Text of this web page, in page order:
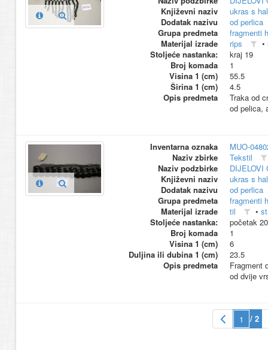
Književni naziv
ukras s
Dodatak nazivu
od perlica
Grupa predmeta
fragmenti
Materijal izrade
rips •
Stoljeće nastanka:
kraj 19
Broj komada
1
Visina 1 (cm)
55.5
Širina 1 (cm)
4.5
Opis predmeta
Traka od
od pelica,
Inventarna oznaka
MUO-
Naziv zbirke
Tekstil
Naziv podzbirke
DIJELOVI
Književni naziv
ukras s
Dodatak nazivu
od perlica
Grupa predmeta
fragmenti
Materijal izrade
til •
Stoljeće nastanka:
početak 20
Broj komada
1
Visina 1 (cm)
6
Duljina ili dubina 1 (cm)
23.5
Opis predmeta
Fragment
od dvije
/ 2